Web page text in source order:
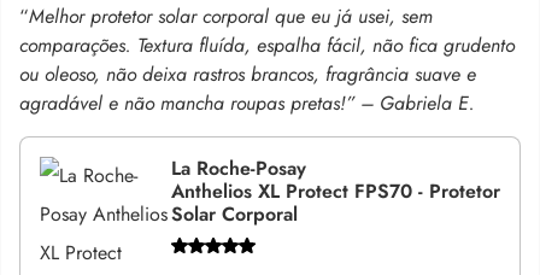
“Melhor protetor solar corporal que eu já usei, sem
comparações. Textura fluída, espalha fácil, não fica grudento
ou oleoso, não deixa rastros brancos, fragrância suave e
agradável e não mancha roupas pretas!” – Gabriela E.
La Roche-Posay
Anthelios XL Protect FPS70 - Protetor
Solar Corporal